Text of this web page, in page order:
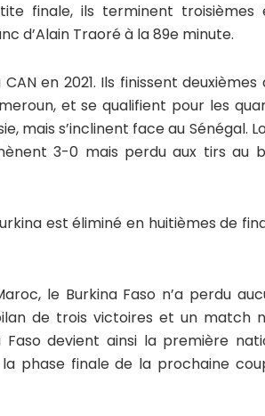
finale, ils terminent troisièmes
d’Alain Traoré à la 89e minute.
en 2021. Ils finissent deuxièmes
et se qualifient pour les
mais s’inclinent face au Sénégal.
3-0 mais perdu aux tirs au
est éliminé en huitièmes de
le Burkina Faso n’a perdu
de trois victoires et un match
devient ainsi la première
phase finale de la prochaine